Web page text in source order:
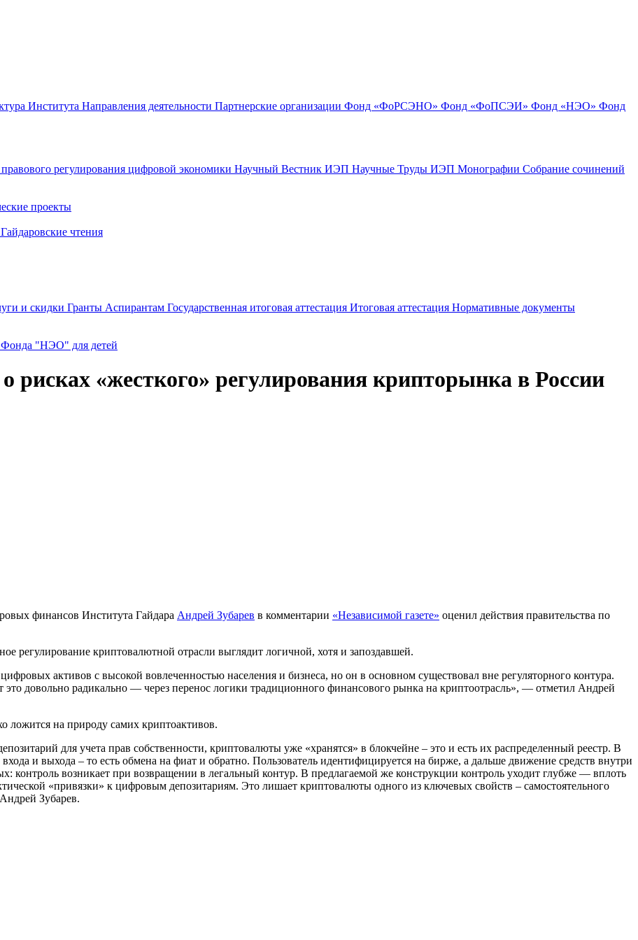
Института Направления деятельности Партнерские организации Фонд «ФоРСЭНО» Фонд «ФоПСЭИ» Фонд «НЭО» Фонд
регулирования цифровой экономики Научный Вестник ИЭП Научные Труды ИЭП Монографии Собрание сочинений
проекты
Гайдаровские чтения
и скидки Гранты Аспирантам Государственная итоговая аттестация Итоговая аттестация Нормативные документы
"НЭО" для детей
рисках «жесткого» регулирования крипторынка в России
финансов Института Гайдара Андрей Зубарев в комментарии «Независимой газете» оценил действия правительства по
регулирование криптовалютной отрасли выглядит логичной, хотя и запоздавшей.
активов с высокой вовлеченностью населения и бизнеса, но он в основном существовал вне регуляторного контура.
довольно радикально — через перенос логики традиционного финансового рынка на криптоотрасль», — отметил Андрей
ложится на природу самих криптоактивов.
для учета прав собственности, криптовалюты уже «хранятся» в блокчейне – это и есть их распределенный реестр. В
и выхода – то есть обмена на фиат и обратно. Пользователь идентифицируется на бирже, а дальше движение средств внутри
контроль возникает при возвращении в легальный контур. В предлагаемой же конструкции контроль уходит глубже — вплоть
«привязки» к цифровым депозитариям. Это лишает криптовалюты одного из ключевых свойств – самостоятельного
Зубарев.